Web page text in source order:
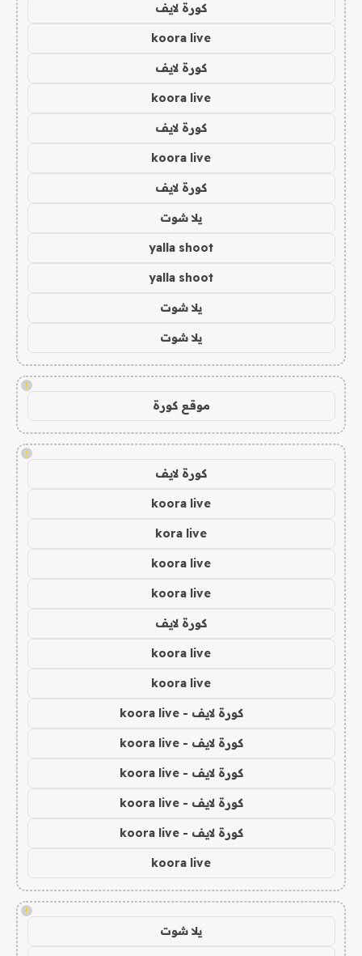
كورة لايف
koora live
كورة لايف
koora live
كورة لايف
koora live
كورة لايف
يلا شوت
yalla shoot
yalla shoot
يلا شوت
يلا شوت
!
موقع كورة
!
كورة لايف
koora live
kora live
koora live
koora live
كورة لايف
koora live
koora live
كورة لايف - koora live
كورة لايف - koora live
كورة لايف - koora live
كورة لايف - koora live
كورة لايف - koora live
koora live
!
يلا شوت